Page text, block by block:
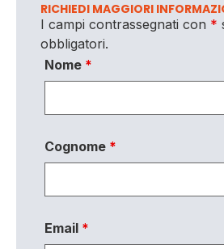
RICHIEDI MAGGIORI
I campi contrassegnati con *
obbligatori.
Nome *
Cognome *
Email *